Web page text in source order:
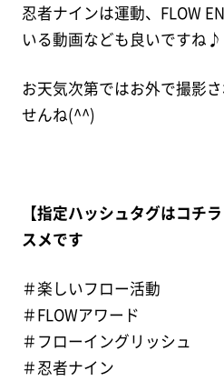
忍者ナインは運動、FLOW
いる動画なども良いですね♪
お天気次第ではお外で撮影
せんね(^^)
【指定ハッシュタグはコチ
スメです
＃楽しいフロー活動
＃FLOWアワード
＃フローイングリッシュ
＃忍者ナイン